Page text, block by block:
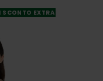
SCONTO EXTRA